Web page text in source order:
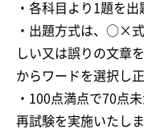
・各科目より1題を出
・出題方式は、○×
しい又は誤りの文章
からワードを選択し
・100点満点で70点
再試験を実施いたしま